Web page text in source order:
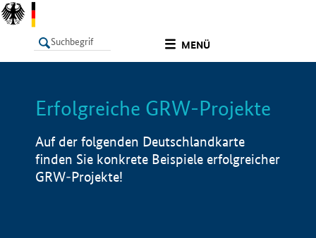
MENÜ
LISTE Info
Erfolgreiche GRW-Projekte
Auf der folgenden Deutschlandkarte
finden Sie konkrete Beispiele erfolgreicher
GRW-Projekte!